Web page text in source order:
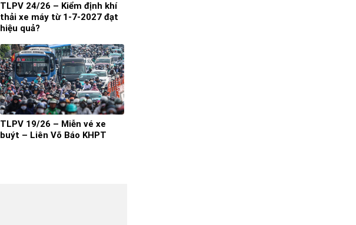
TLPV 24/26 – Kiểm định khí
thải xe máy từ 1-7-2027 đạt
hiệu quả?
TLPV 19/26 – Miễn vé xe
buýt – Liên Võ Báo KHPT